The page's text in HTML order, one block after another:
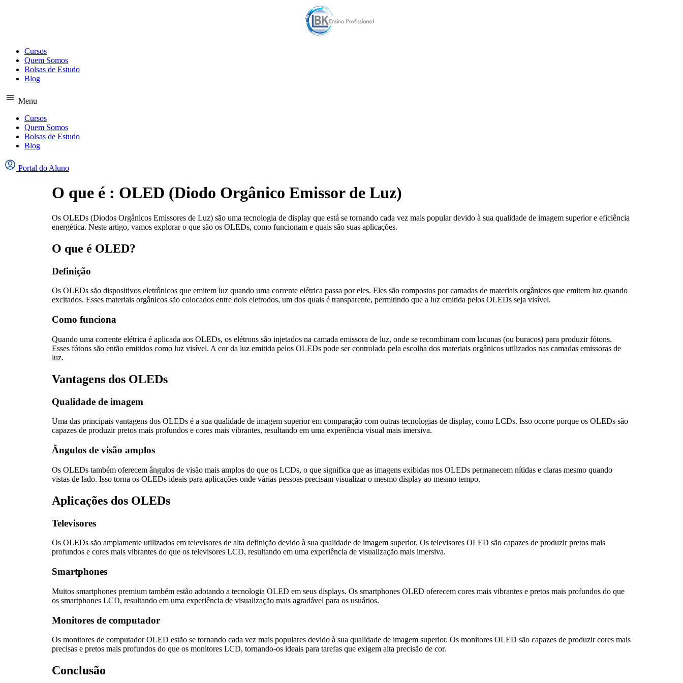
Cursos
Quem Somos
Bolsas de Estudo
Blog
Menu
Cursos
Quem Somos
Bolsas de Estudo
Blog
Portal do Aluno
O que é : OLED (Diodo Orgânico Emissor de Luz)
Os OLEDs (Diodos Orgânicos Emissores de Luz) são uma tecnologia de display que está se tornando cada vez mais popular devido à sua qualidade de imagem superior e eficiência
energética. Neste artigo, vamos explorar o que são os OLEDs, como funcionam e quais são suas aplicações.
O que é OLED?
Definição
Os OLEDs são dispositivos eletrônicos que emitem luz quando uma corrente elétrica passa por eles. Eles são compostos por camadas de materiais orgânicos que emitem luz quando
excitados. Esses materiais orgânicos são colocados entre dois eletrodos, um dos quais é transparente, permitindo que a luz emitida pelos OLEDs seja visível.
Como funciona
Quando uma corrente elétrica é aplicada aos OLEDs, os elétrons são injetados na camada emissora de luz, onde se recombinam com lacunas (ou buracos) para produzir fótons.
Esses fótons são então emitidos como luz visível. A cor da luz emitida pelos OLEDs pode ser controlada pela escolha dos materiais orgânicos utilizados nas camadas emissoras de
luz.
Vantagens dos OLEDs
Qualidade de imagem
Uma das principais vantagens dos OLEDs é a sua qualidade de imagem superior em comparação com outras tecnologias de display, como LCDs. Isso ocorre porque os OLEDs são
capazes de produzir pretos mais profundos e cores mais vibrantes, resultando em uma experiência visual mais imersiva.
Ângulos de visão amplos
Os OLEDs também oferecem ângulos de visão mais amplos do que os LCDs, o que significa que as imagens exibidas nos OLEDs permanecem nítidas e claras mesmo quando
vistas de lado. Isso torna os OLEDs ideais para aplicações onde várias pessoas precisam visualizar o mesmo display ao mesmo tempo.
Aplicações dos OLEDs
Televisores
Os OLEDs são amplamente utilizados em televisores de alta definição devido à sua qualidade de imagem superior. Os televisores OLED são capazes de produzir pretos mais
profundos e cores mais vibrantes do que os televisores LCD, resultando em uma experiência de visualização mais imersiva.
Smartphones
Muitos smartphones premium também estão adotando a tecnologia OLED em seus displays. Os smartphones OLED oferecem cores mais vibrantes e pretos mais profundos do que
os smartphones LCD, resultando em uma experiência de visualização mais agradável para os usuários.
Monitores de computador
Os monitores de computador OLED estão se tornando cada vez mais populares devido à sua qualidade de imagem superior. Os monitores OLED são capazes de produzir cores mais
precisas e pretos mais profundos do que os monitores LCD, tornando-os ideais para tarefas que exigem alta precisão de cor.
Conclusão